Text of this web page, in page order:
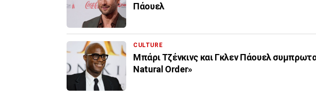
Πάουελ
CULTURE
Μπάρι Τζένκινς και Γκλεν Πάουελ συμπρωταγωνιστές στο θρίλερ «The
Natural Order»